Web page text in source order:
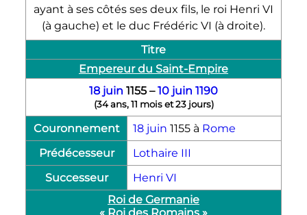
ayant à ses côtés ses deux fils, le roi Henri VI
(à gauche) et le duc Frédéric VI (à droite).
Titre
Empereur du Saint-Empire
18 juin 1155 –10 juin 1190
(34 ans, 11 mois et 23 jours)
Couronnement 18 juin 1155 à Rome
Prédécesseur
Lothaire III
Successeur
Henri VI
Roi de Germanie
« Roi des Romains »